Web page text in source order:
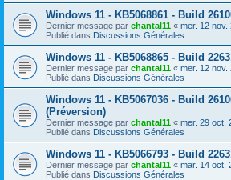
Windows 11 - KB5068861 - Build
Dernier message par chantal11 « mer. 12 nov.
Publié dans Discussions Générales
Windows 11 - KB5068865 - Build
Dernier message par chantal11 « mer. 12 nov.
Publié dans Discussions Générales
Windows 11 - KB5067036 - Build
(Préversion)
Dernier message par chantal11 « mer. 29 oct.
Publié dans Discussions Générales
Windows 11 - KB5066793 - Build
Dernier message par chantal11 « mar. 14 oct.
Publié dans Discussions Générales